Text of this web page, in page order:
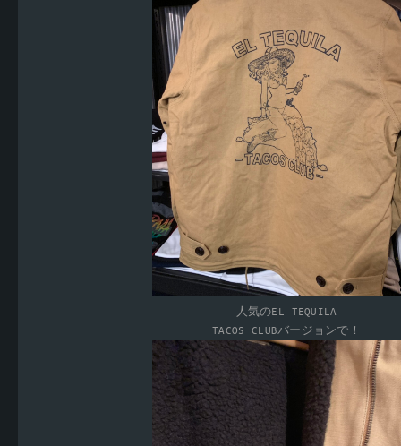
人気のEL TEQUILA
TACOS CLUBバージョンで！